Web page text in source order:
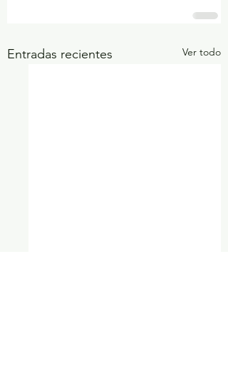
Entradas recientes Ver todo